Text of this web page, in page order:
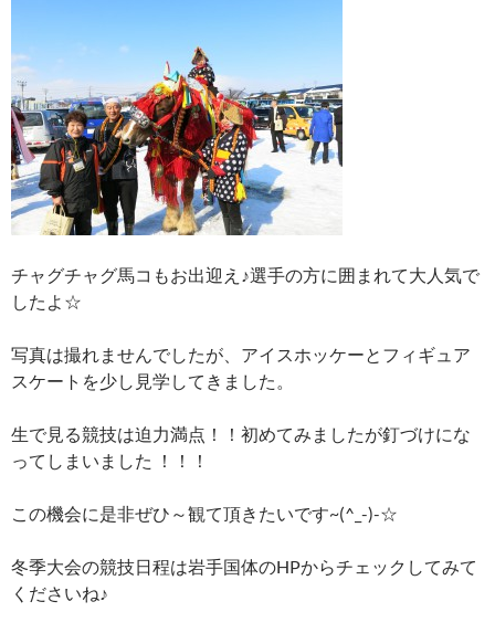
チャグチャグ馬コもお出迎え♪選手の方に囲まれて大人気で
したよ☆
写真は撮れませんでしたが、アイスホッケーとフィギュア
スケートを少し見学してきました。
生で見る競技は迫力満点！！初めてみましたが釘づけにな
ってしまいました ！！！
この機会に是非ぜひ～観て頂きたいです~(^_-)-☆
冬季大会の競技日程は岩手国体のHPからチェックしてみて
くださいね♪